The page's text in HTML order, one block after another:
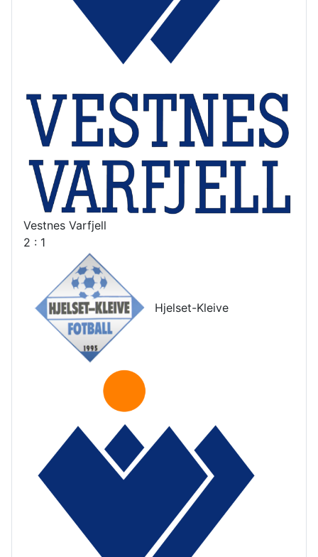
Vestnes Varfjell
2 : 1
Hjelset-Kleive